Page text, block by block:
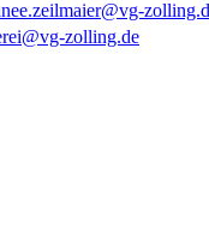
zolling.de